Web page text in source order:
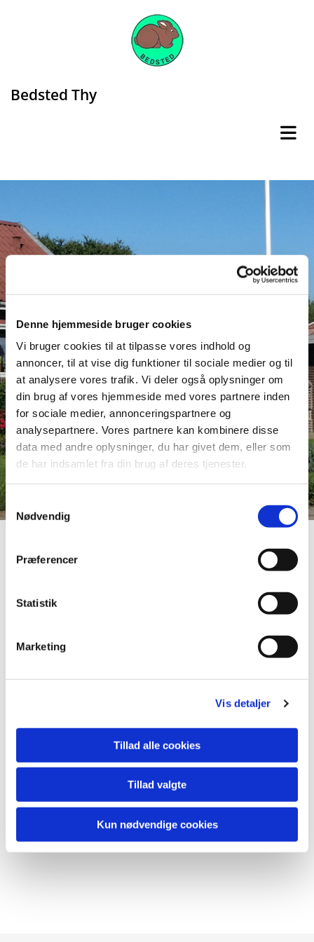
Denne hjemmeside bruger cookies
Vi bruger cookies til at tilpasse vores indhold og
annoncer, til at vise dig funktioner til sociale medier og til
at analysere vores trafik. Vi deler også oplysninger om
din brug af vores hjemmeside med vores partnere inden
for sociale medier, annonceringspartnere og
analysepartnere. Vores partnere kan kombinere disse
data med andre oplysninger, du har givet dem, eller som
de har indsamlet fra din brug af deres tjenester.
Samtykkevalg
Nødvendig
Præferencer
Statistik
Marketing
Vis detaljer
Tillad alle cookies
Tillad valgte
Kun nødvendige cookies
Bedsted Thy
v/ Hanne Dahl, Blomstervænget 1, 7755 Bedsted
T: 9794 5330
Lukket onsdag